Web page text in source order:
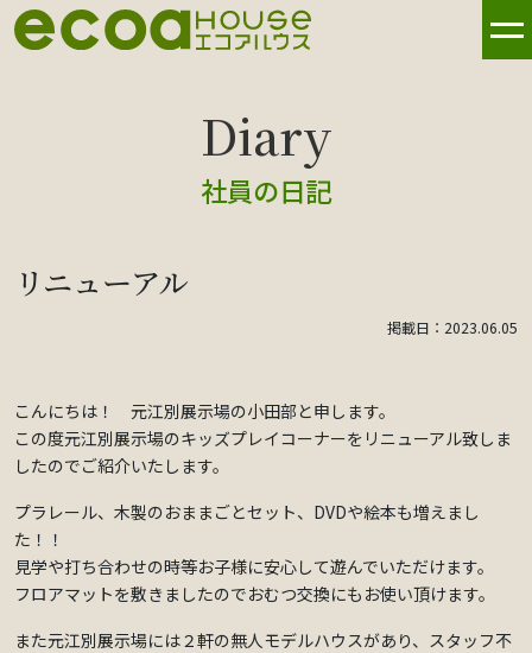
社員の日記
リニューアル
掲載日：2023.06.05
こんにちは！ 元江別展示場の小田部と申します。
この度元江別展示場のキッズプレイコーナーをリニューアル致しま
したのでご紹介いたします。
プラレール、木製のおままごとセット、DVDや絵本も増えまし
た！！
見学や打ち合わせの時等お子様に安心して遊んでいただけます。
フロアマットを敷きましたのでおむつ交換にもお使い頂けます。
また元江別展示場には２軒の無人モデルハウスがあり、スタッフ不